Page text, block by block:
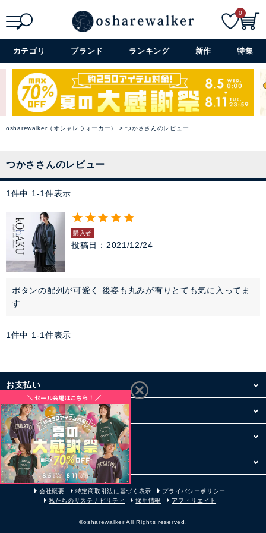
詳細検索+
0
カテゴリ ブランド ランキング 新作 特集
パーカー
スウェット
ベスト
スカート
ワンピース
ぺチコート
コーデセット・セットアイテム
バッグ
アクセサリー
ファッション雑貨
セレモニー・オケージョン
バイヤーおすすめのセレクシ
シーズンのトレンドと着心地の
テムをラインナップ。
osharewalker（オシャレウォーカー） つかささんのレビュー
つかささんのレビュー
1 件中 1 -1 件表示
購入者
投稿日 2021/12/24
ポタンの配列が可愛く 後姿も丸みが有りとても気に入ってま
す
1 件中 1 -1 件表示
お支払い
配送・送料
お買い物について
その他
会社概要 特定商取引法に基づく表示
プライバシーポリシー
私たちのサステナビリティ
採用情報 アフィリエイト
©osharewalker All Rights reserved.